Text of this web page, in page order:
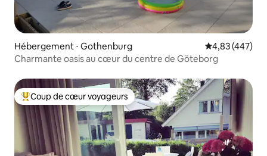
Hébergement ⋅ Gothenburg Évaluation
4,83 (447)
Charmante oasis au cœur du centre de Göteborg
Coups de cœur voyageurs les plus appréciés
Coup de cœur voyageurs